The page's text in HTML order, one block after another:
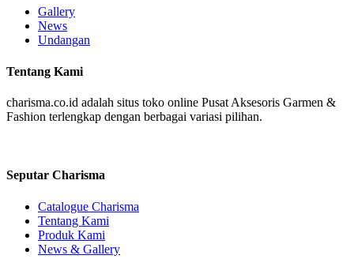
Gallery
News
Undangan
Tentang Kami
charisma.co.id adalah situs toko online Pusat Aksesoris Garmen &
Fashion terlengkap dengan berbagai variasi pilihan.
Seputar Charisma
Catalogue Charisma
Tentang Kami
Produk Kami
News & Gallery